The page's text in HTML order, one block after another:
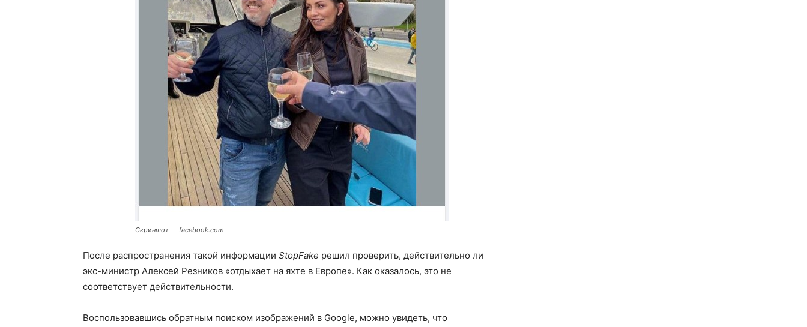
Скриншот — facebook.com
После распространения такой информации StopFake решил проверить, действительно ли
экс-министр Алексей Резников «отдыхает на яхте в Европе». Как оказалось, это не
соответствует действительности.
Воспользовавшись обратным поиском изображений в Google, можно увидеть, что